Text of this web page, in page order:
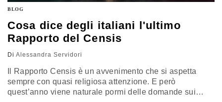
BLOG
Cosa dice degli italiani l'ultimo
Rapporto del Censis
Di Alessandra Servidori
Il Rapporto Censis è un avvenimento che si aspetta
sempre con quasi religiosa attenzione. E però
quest’anno viene naturale pormi delle domande sui